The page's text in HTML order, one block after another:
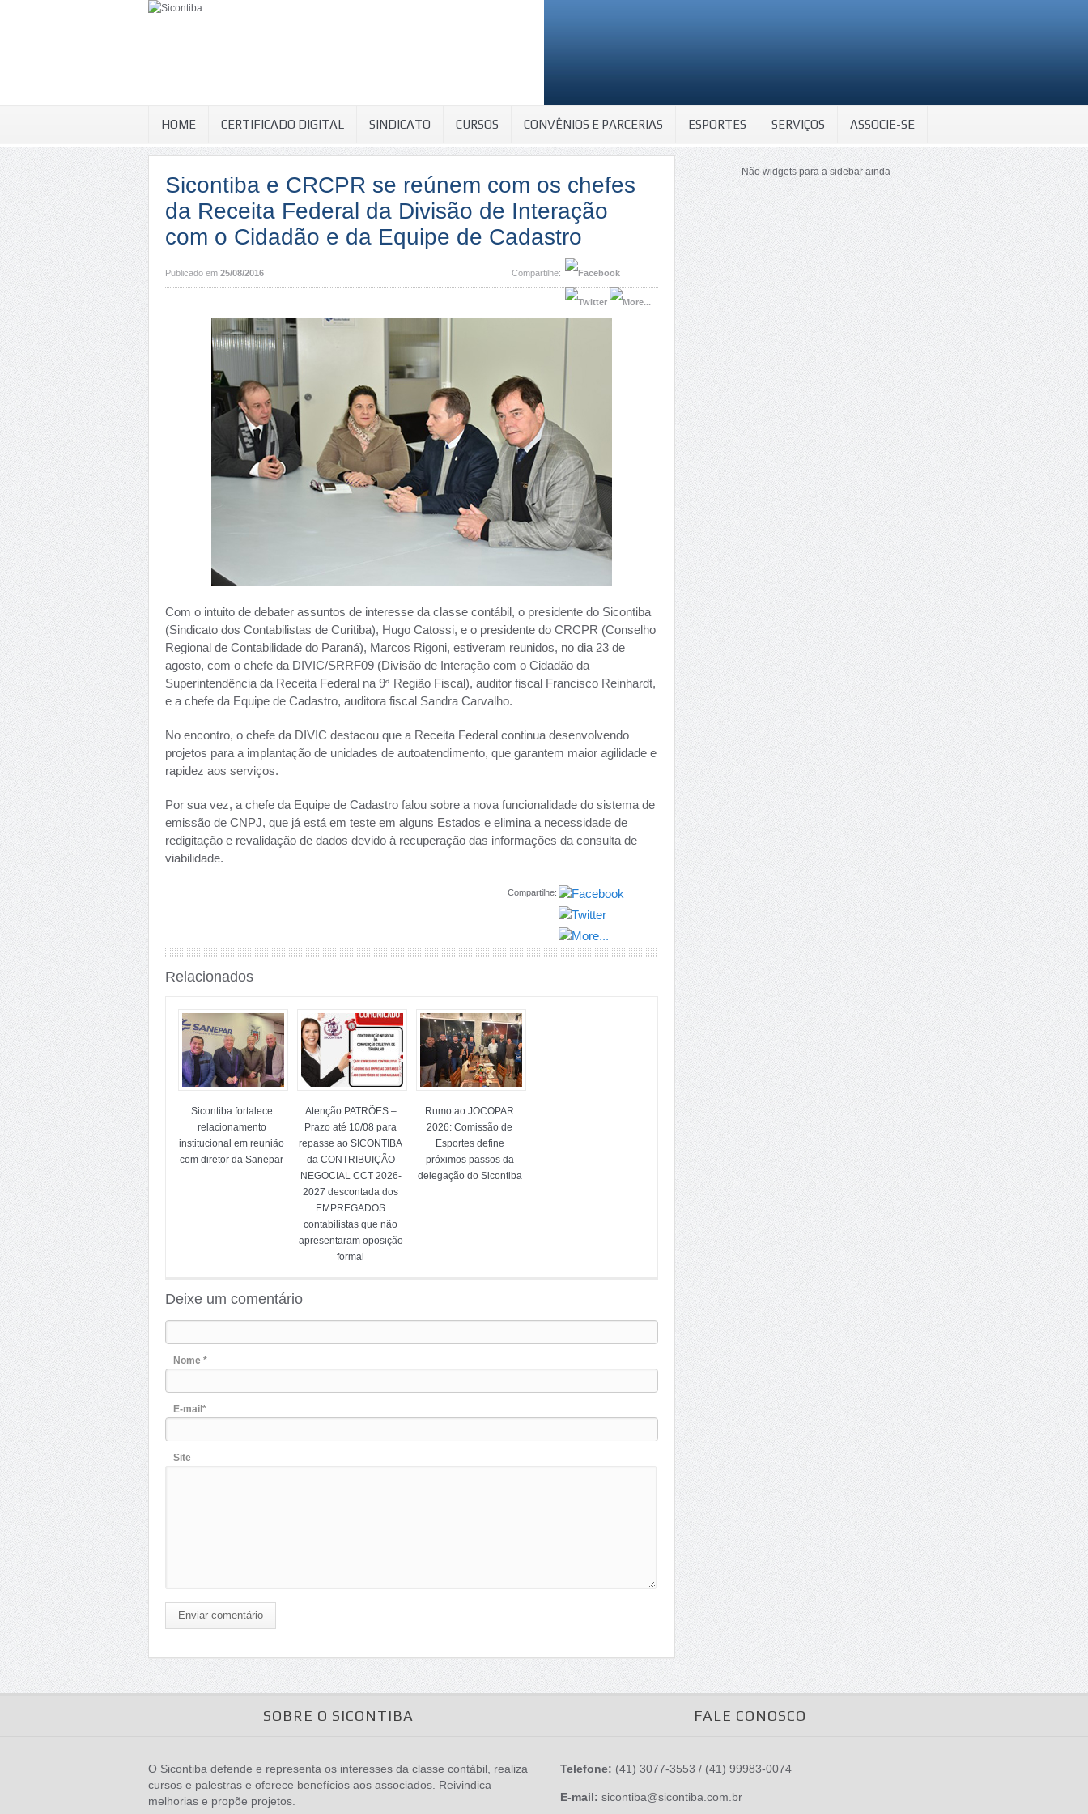
HOME CERTIFICADO DIGITAL SINDICATO CURSOS CONVÊNIOS E PARCERIAS ESPORTES SERVIÇOS ASSOCIE-SE
Sicontiba e CRCPR se reúnem com os chefes
da Receita Federal da Divisão de Interação
com o Cidadão e da Equipe de Cadastro
Publicado em 25/08/2016 Compartilhe:
Com o intuito de debater assuntos de interesse da classe contábil, o presidente do Sicontiba
(Sindicato dos Contabilistas de Curitiba), Hugo Catossi, e o presidente do CRCPR (Conselho
Regional de Contabilidade do Paraná), Marcos Rigoni, estiveram reunidos, no dia 23 de
agosto, com o chefe da DIVIC/SRRF09 (Divisão de Interação com o Cidadão da
Superintendência da Receita Federal na 9ª Região Fiscal), auditor fiscal Francisco Reinhardt,
e a chefe da Equipe de Cadastro, auditora fiscal Sandra Carvalho.
No encontro, o chefe da DIVIC destacou que a Receita Federal continua desenvolvendo
projetos para a implantação de unidades de autoatendimento, que garantem maior agilidade e
rapidez aos serviços.
Por sua vez, a chefe da Equipe de Cadastro falou sobre a nova funcionalidade do sistema de
emissão de CNPJ, que já está em teste em alguns Estados e elimina a necessidade de
redigitação e revalidação de dados devido à recuperação das informações da consulta de
viabilidade.
Compartilhe:
Relacionados
Sicontiba fortalece
relacionamento
institucional em reunião
com diretor da Sanepar
Atenção PATRÕES –
Prazo até 10/08 para
repasse ao SICONTIBA
da CONTRIBUIÇÃO
NEGOCIAL CCT 2026-
2027 descontada dos
EMPREGADOS
contabilistas que não
apresentaram oposição
formal
Rumo ao JOCOPAR
2026: Comissão de
Esportes define
próximos passos da
delegação do Sicontiba
Deixe um comentário
Nome *
E-mail*
Site
Enviar comentário
Não widgets para a sidebar ainda
SOBRE O SICONTIBA
O Sicontiba defende e representa os interesses da classe contábil, realiza
cursos e palestras e oferece benefícios aos associados. Reivindica
melhorias e propõe projetos.
FALE CONOSCO
Telefone: (41) 3077-3553 / (41) 99983-0074
E-mail: sicontiba@sicontiba.com.br